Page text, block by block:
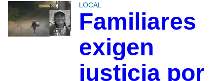
LOCAL
Familiares
exigen
justicia por